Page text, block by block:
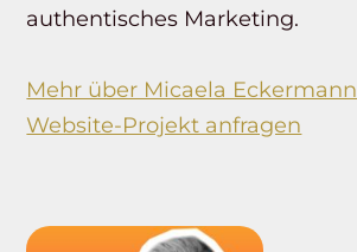
authentisches Marketing.
Mehr über Micaela Eckermann
Website-Projekt anfragen